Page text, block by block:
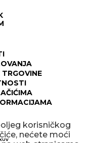
korisničkog
nećete moći